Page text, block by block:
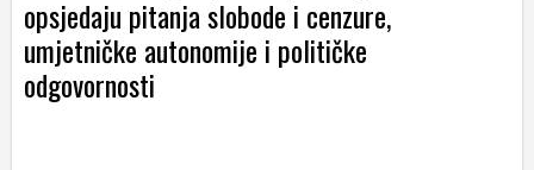
opsjedaju pitanja slobode i cenzure,
umjetničke autonomije i političke
odgovornosti